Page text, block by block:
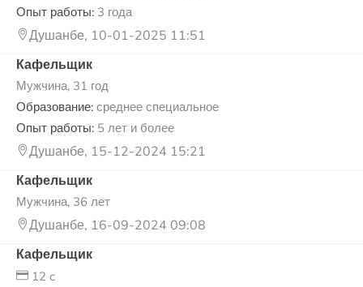
Опыт работы: 3 года
Душанбе, 10-01-2025 11:51
Кафельщик
Мужчина, 31 год
Образование: среднее специальное
Опыт работы: 5 лет и более
Душанбе, 15-12-2024 15:21
Кафельщик
Мужчина, 36 лет
Душанбе, 16-09-2024 09:08
Кафельщик
12 c